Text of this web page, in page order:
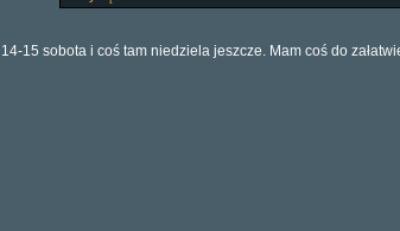
14-15 sobota i coś tam niedziela jeszcze. Mam coś do